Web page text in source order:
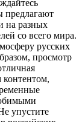
предлагают
на разных
со всего мира.
русских
просмотр
контентом,
упустите